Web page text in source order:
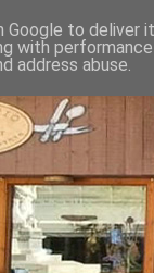
to deliver
with
address abuse.